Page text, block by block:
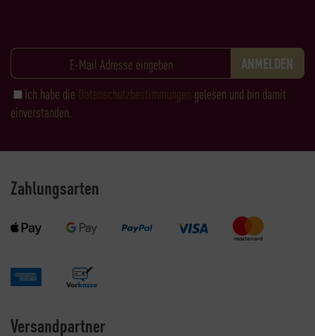
Ich habe die Datenschutzbestimmungen gelesen und bin damit
einverstanden.
Zahlungsarten
Versandpartner